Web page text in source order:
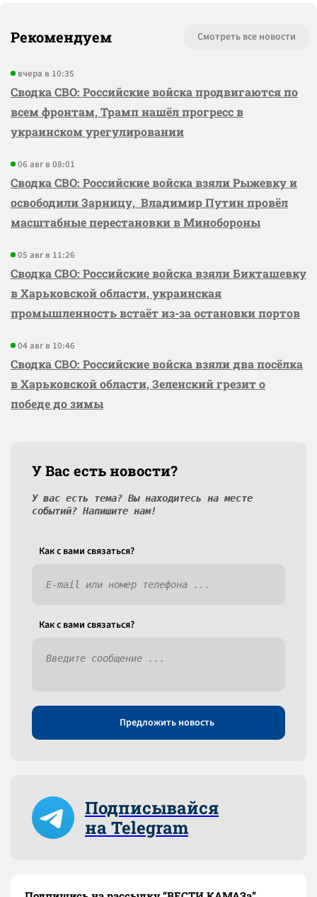
Рекомендуем Смотреть все новости
вчера в 10:35
Сводка СВО: Российские войска продвигаются по
всем фронтам, Трамп нашёл прогресс в
украинском урегулировании
06 авг в 08:01
Сводка СВО: Российские войска взяли Рыжевку и
освободили Зарницу, Владимир Путин провёл
масштабные перестановки в Минобороны
05 авг в 11:26
Сводка СВО: Российские войска взяли Бикташевку
в Харьковской области, украинская
промышленность встаёт из-за остановки портов
04 авг в 10:46
Сводка СВО: Российские войска взяли два посёлка
в Харьковской области, Зеленский грезит о
победе до зимы
У Вас есть новости?
У вас есть тема? Вы находитесь на месте
событий? Напишите нам!
Как c вами связаться?
Как c вами связаться?
Предложить новость
Подписывайся
на Telegram